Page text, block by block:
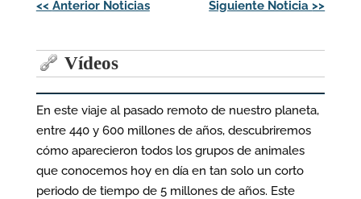
de
<< Anterior Noticias Siguiente Noticia >>
Vídeos
En este viaje al pasado remoto de nuestro planeta,
entre 440 y 600 millones de años, descubriremos
cómo aparecieron todos los grupos de animales
que conocemos hoy en día en tan solo un corto
periodo de tiempo de 5 millones de años. Este